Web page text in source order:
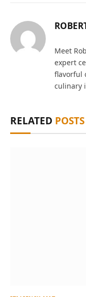
Meet
expert
flavorful
culinary
RELATED POSTS